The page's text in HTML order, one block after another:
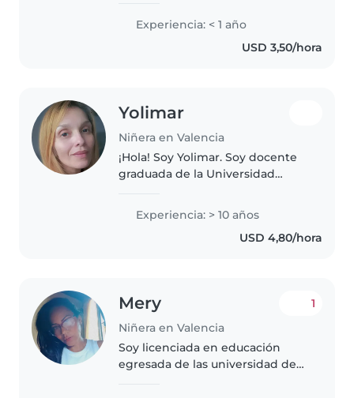
conocidos, también me gustan
los niñ@s y tengo much
Experiencia: < 1 año
USD 3,50/hora
Yolimar
Niñera en Valencia
¡Hola! Soy Yolimar. Soy docente
graduada de la Universidad
profesional versátil, responsable
y de confianza. Me caracterizo
por mi paciencia, empatía y..
Experiencia: > 10 años
USD 4,80/hora
Mery
Niñera en Valencia
1
Soy licenciada en educación
egresada de las universidad de